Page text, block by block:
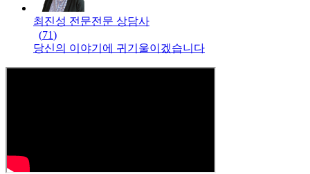
최진성 전문전문 상담사
(71)
당신의 이야기에 귀기울이겠습니다